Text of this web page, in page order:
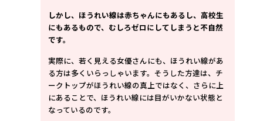
しかし、ほうれい線は赤ちゃんにもあるし、高校生
にもあるもので、むしろゼロにしてしまうと不自然
です。
実際に、若く見える女優さんにも、ほうれい線があ
る方は多くいらっしゃいます。そうした方達は、チ
ークトップがほうれい線の真上ではなく、さらに上
にあることで、ほうれい線には目がいかない状態と
なっているのです。